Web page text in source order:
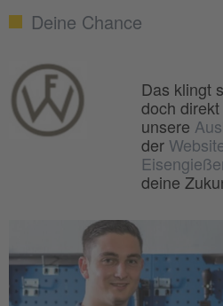
Deine Chance
Das klingt
doch
unsere
der
deine